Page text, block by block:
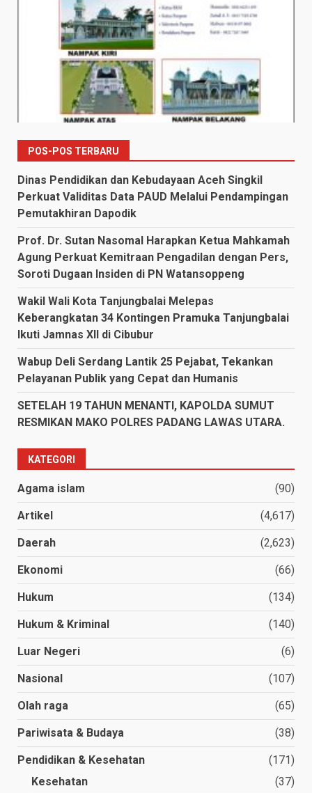
POS-POS TERBARU
Dinas Pendidikan dan Kebudayaan Aceh Singkil
Perkuat Validitas Data PAUD Melalui Pendampingan
Pemutakhiran Dapodik
Prof. Dr. Sutan Nasomal Harapkan Ketua Mahkamah
Agung Perkuat Kemitraan Pengadilan dengan Pers,
Soroti Dugaan Insiden di PN Watansoppeng
Wakil Wali Kota Tanjungbalai Melepas
Keberangkatan 34 Kontingen Pramuka Tanjungbalai
Ikuti Jamnas XII di Cibubur
Wabup Deli Serdang Lantik 25 Pejabat, Tekankan
Pelayanan Publik yang Cepat dan Humanis
SETELAH 19 TAHUN MENANTI, KAPOLDA SUMUT
RESMIKAN MAKO POLRES PADANG LAWAS UTARA.
KATEGORI
Agama islam (90)
Artikel (4,617)
Daerah (2,623)
Ekonomi (66)
Hukum (134)
Hukum & Kriminal (140)
Luar Negeri (6)
Nasional (107)
Olah raga (65)
Pariwisata & Budaya (38)
Pendidikan & Kesehatan
(171)
Kesehatan
(37)